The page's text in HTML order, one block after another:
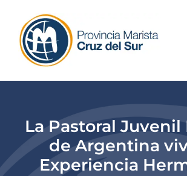
content
La Pastoral Juvenil
de Argentina
Experiencia